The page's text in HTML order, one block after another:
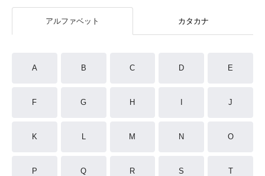
アルファベット カタカナ
A B C D E
F G H J
K L M N O
P Q R S T